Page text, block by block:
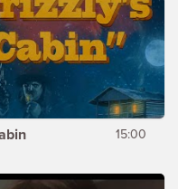
15:00